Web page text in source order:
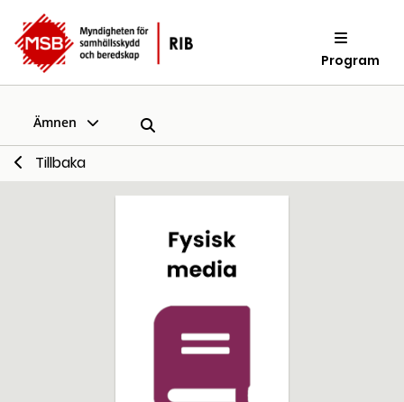
Program
Ämnen
Tillbaka